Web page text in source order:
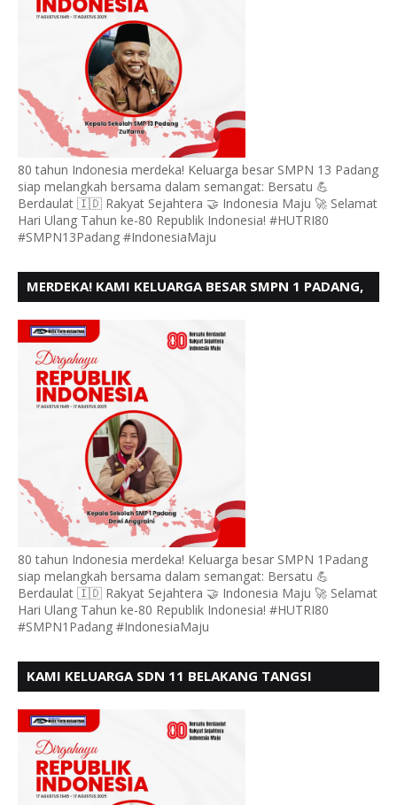
80 tahun Indonesia merdeka! Keluarga besar SMPN 13 Padang
siap melangkah bersama dalam semangat: Bersatu 💪
Berdaulat 🇮🇩 Rakyat Sejahtera 🤝 Indonesia Maju 🚀 Selamat
Hari Ulang Tahun ke-80 Republik Indonesia! #HUTRI80
#SMPN13Padang #IndonesiaMaju
MERDEKA! KAMI KELUARGA BESAR SMPN 1 PADANG,
80 tahun Indonesia merdeka! Keluarga besar SMPN 1Padang
siap melangkah bersama dalam semangat: Bersatu 💪
Berdaulat 🇮🇩 Rakyat Sejahtera 🤝 Indonesia Maju 🚀 Selamat
Hari Ulang Tahun ke-80 Republik Indonesia! #HUTRI80
#SMPN1Padang #IndonesiaMaju
KAMI KELUARGA SDN 11 BELAKANG TANGSI